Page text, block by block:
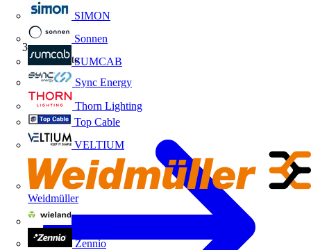
SIMON
Sonnen
SUMCAB
Sync Energy
Thorn Lighting
Top Cable
VELTIUM
Weidmüller
Zennio
Fabricante